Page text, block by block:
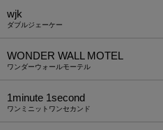
wjk
ダブルジェーケー
WONDER WALL MOTEL
ワンダーウォールモーテル
1minute​ 1second
ワンミニットワンセカンド